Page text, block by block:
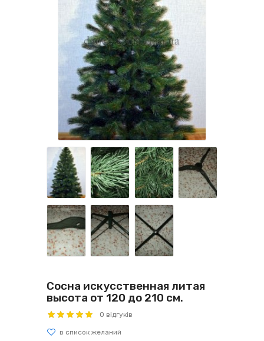
Сосна искусственная литая
высота от 120 до 210 см.
0 відгуків